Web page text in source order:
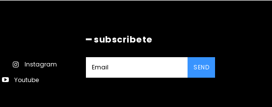
Instagram
Youtube
━ subscribete
SEND